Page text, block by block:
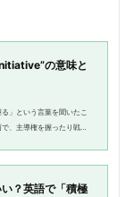
の意味と
」という言葉を聞いたこ
、主導権を握ったり戦略
？英語で「積極